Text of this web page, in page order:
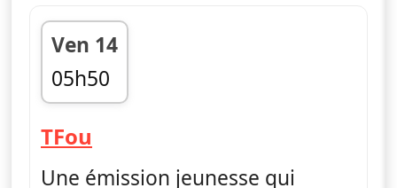
Ven 14
05h50
fin 06h55
TFou
Une émission jeunesse qui